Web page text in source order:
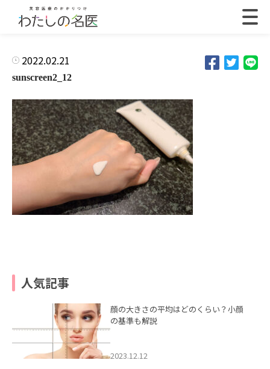
2022.02.21
sunscreen2_12
人気記事
顔の大きさの平均はどのくらい？小顔
の基準も解説
2023.12.12